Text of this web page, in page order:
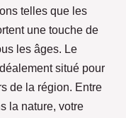
telles que les
une touche de
les âges. Le
situé pour
de la région. Entre
la nature, votre